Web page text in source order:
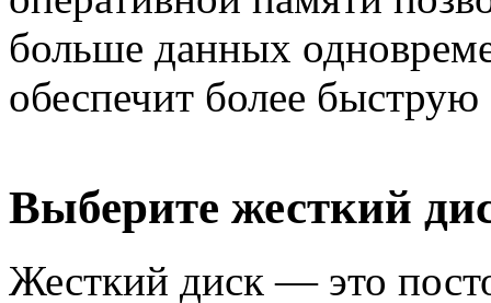
больше данных
обеспечит более
Выберите жесткий
Жесткий диск — это